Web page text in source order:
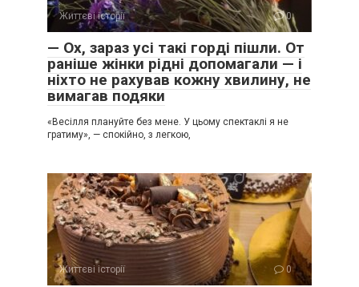
Життєві історії 0
— Ох, зараз усі такі горді пішли. От
раніше жінки рідні допомагали — і
ніхто не рахував кожну хвилину, не
вимагав подяки
«Весілля плануйте без мене. У цьому спектаклі я не
гратиму», — спокійно, з легкою,
Життєві історії 0